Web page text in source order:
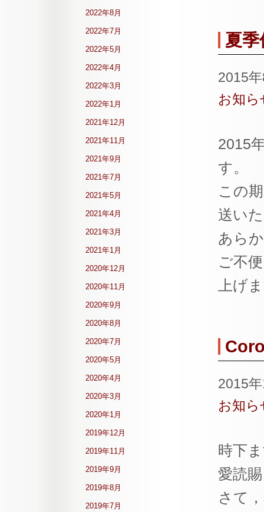
夏
2015
お知ら
2015
す。
この
送い
あら
ご不
上げ
2015
お知ら
時下
愛読
さて
2022年8月
2022年7月
2022年5月
2022年4月
2022年3月
2022年1月
2021年12月
2021年11月
2021年9月
2021年7月
2021年5月
2021年4月
2021年3月
2021年1月
2020年12月
2020年11月
2020年9月
2020年8月
2020年7月
2020年5月
2020年4月
2020年3月
2020年1月
2019年12月
2019年11月
2019年9月
2019年8月
2019年7月